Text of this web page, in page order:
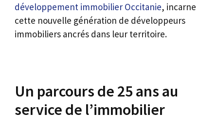
développement immobilier Occitanie, incarne
cette nouvelle génération de développeurs
immobiliers ancrés dans leur territoire.
Un parcours de 25 ans au
service de l’immobilier